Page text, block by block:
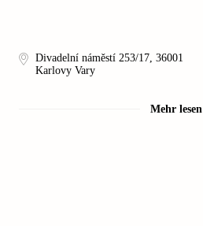
Divadelní náměstí 253/17, 36001
Karlovy Vary
Mehr lesen